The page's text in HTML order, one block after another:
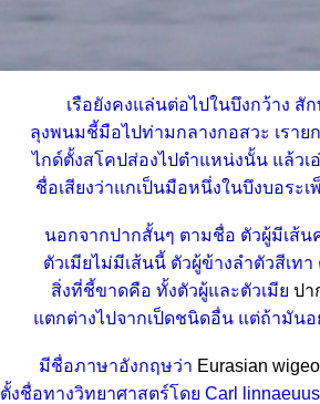
เรือยังคงแล่นต่อไปในบึงกว้าง สั
ลุงพนมชี้มือไปท่ามกลางกอสวะ เราย
ไกด์ตั้งสโคปส่องไปตำแหน่งนั้น แล้วเ
ชื่อเสียงว่าแกเป็นมือหนึ่งในบึงบอระ
นอกจากปากสั้นๆ ตามชื่อ ตัวผู้มีเส้
ตัวเมียไม่มีเส้นนี้ ตัวผู้ข้างลำตัวสีเท
สิ่งที่ชี้ขาดคือ ทั้งตัวผู้และตัวเมี ปา
ตกต่างไปจากเป็ดชนิดอื่น แต่ถ้ามันอ
มีชื่อภาษาอังกฤษว่า Eurasian
ตั้งชื่อทางวิทยาศาสตร์โดย Carl